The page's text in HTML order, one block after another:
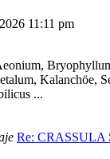
11:11 pm
Kalanchöe,
...
Re: CRASSULA